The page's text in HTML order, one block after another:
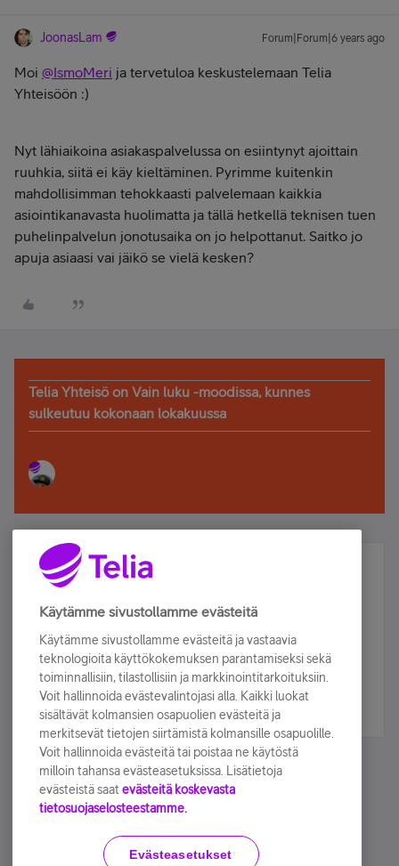
JoonasLam Forum|Forum|6 years ago
Moi @IsmoMeri ja tervetuloa keskustelemaan Telia
Yhteisöön :)
Nyt lähiaikoina asiakaspalvelussa on esiintynyt ajoittain
ruuhkia, siitä ei käy kieltäminen. Pyrimme kuitenkin
mahdollisimman tehokkaasti palvelemaan kaikkia
asiointikanavasta huolimatta ja tällä hetkellä teknisen tuen
puhelinpalvelun jonotusaika on jo helpottanut. Saitko jo
apuja asiaasi vai jäikö se vielä kesken?
Telia Yhteisö on Vain luku -moodissa, kunnes
sulkeutuu kokonaan lokakuussa
Älä jää paitsi – osallistu ja voita!
Tilaa Telian uutiskirje ja olet mukana arvonnassa.
sähköpostiisi.
Tilaa nyt
Käyttöehdot Accessibility statement
Käytämme sivustollamme evästeitä
Käytämme sivustollamme evästeitä ja vastaavia
teknologioita käyttökokemuksen parantamiseksi sekä
toiminnallisiin, tilastollisiin ja markkinointitarkoituksiin.
Voit hallinnoida evästevalintojasi alla. Kaikki luokat
sisältävät kolmansien osapuolien evästeitä ja
merkitsevät tietojen siirtämistä kolmansille osapuolille.
Voit hallinnoida evästeitä tai poistaa ne käytöstä
milloin tahansa evästeasetuksissa. Lisätietoja
evästeistä saat evästeitä koskevasta
tietosuojaselosteestamme.
Evästeasetukset